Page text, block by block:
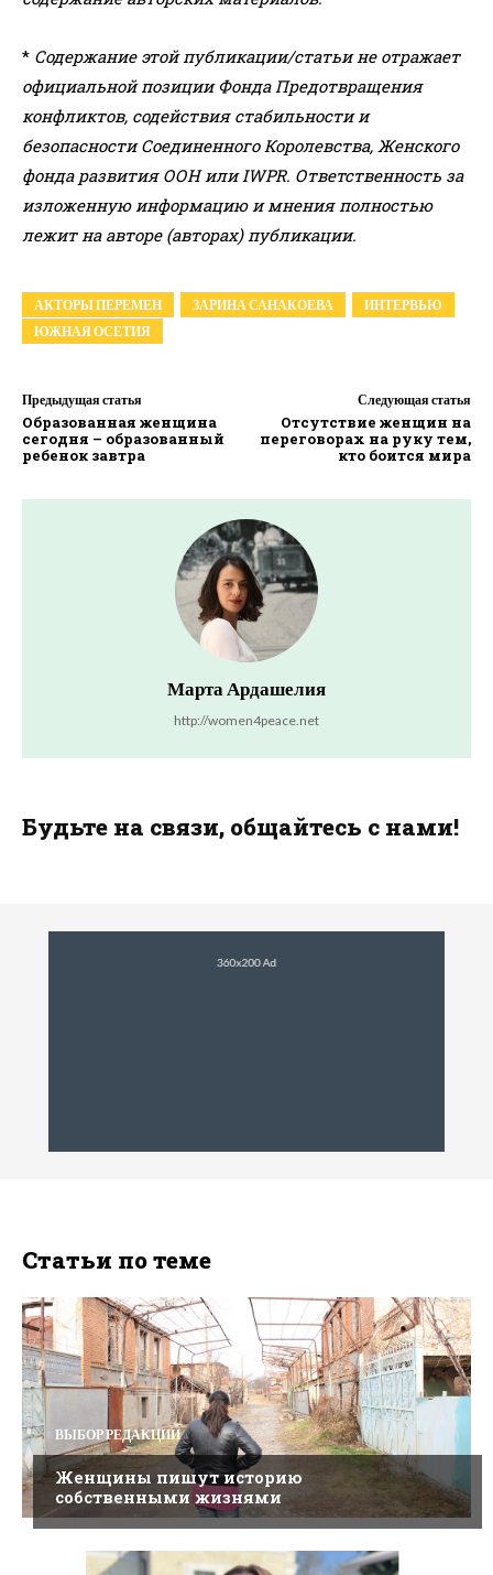
* Содержание этой публикации/статьи не отражает
официальной позиции Фонда Предотвращения
конфликтов, содействия стабильности и
безопасности Соединенного Королевства, Женского
фонда развития ООН или IWPR. Ответственность за
изложенную информацию и мнения полностью
лежит на авторе (авторах) публикации.
АКТОРЫ ПЕРЕМЕН ЗАРИНА САНАКОЕВА
ИНТЕРВЬЮ
ЮЖНАЯ ОСЕТИЯ
Предыдущая статья
Образованная женщина
сегодня – образованный
ребенок завтра
Следующая статья
Отсутствие женщин на
переговорах на руку тем,
кто боится мира
Марта Ардашелия
http://women4peace.net
Будьте на связи, общайтесь с нами!
Статьи по теме
ВЫБОР РЕДАКЦИИ
Женщины пишут историю
собственными жизнями